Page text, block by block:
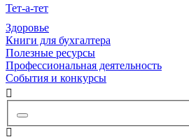
Тет-а-тет
Здоровье
Книги для бухгалтера
Полезные ресурсы
Профессиональная деятельность
События и конкурсы